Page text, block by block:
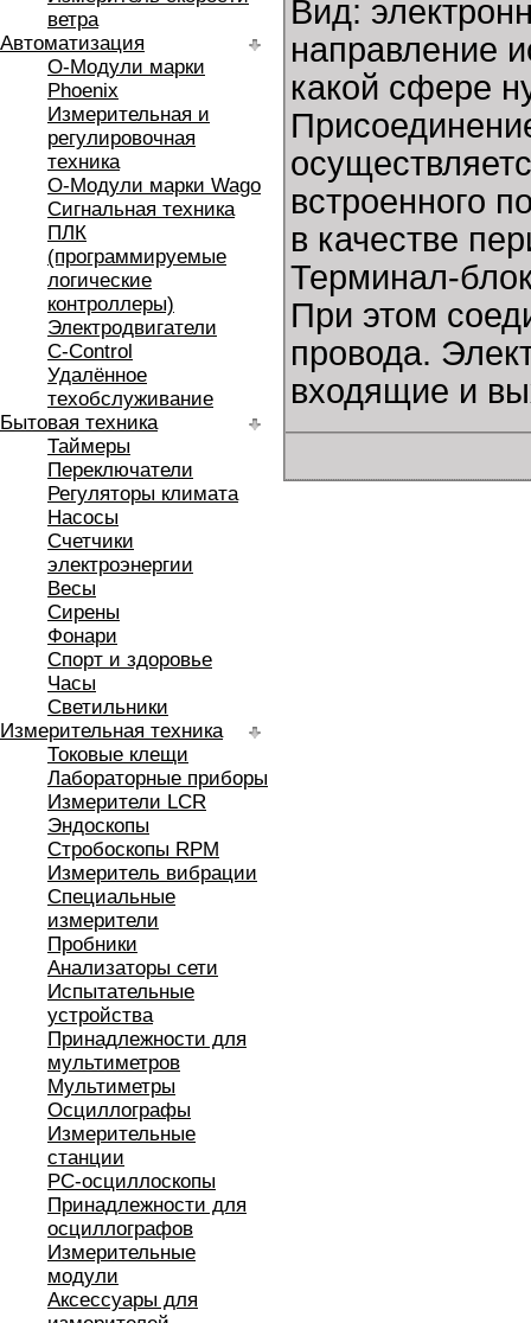
ветра
Автоматизация
O-Модули марки
Phoenix
Измерительная и
регулировочная
техника
O-Модули марки Wago
Сигнальная техника
ПЛК
(программируемые
логические
контроллеры)
Электродвигатели
C-Control
Удалённое
техобслуживание
Бытовая техника
Таймеры
Переключатели
Регуляторы климата
Насосы
Счетчики
электроэнергии
Весы
Сирены
Фонари
Спорт и здоровье
Часы
Светильники
Измерительная техника
Токовые клещи
Лабораторные приборы
Измерители LCR
Эндоскопы
Стробоскопы RPM
Измеритель вибрации
Специальные
измерители
Пробники
Анализаторы сети
Испытательные
устройства
Принадлежности для
мультиметров
Мультиметры
Осциллографы
Измерительные
станции
РС-осциллоскопы
Принадлежности для
осциллографов
Измерительные
модули
Аксессуары для
Вид:
направление
какой сфере
встроенного
в качестве
Терминал-
При этом
провода.
входящие и